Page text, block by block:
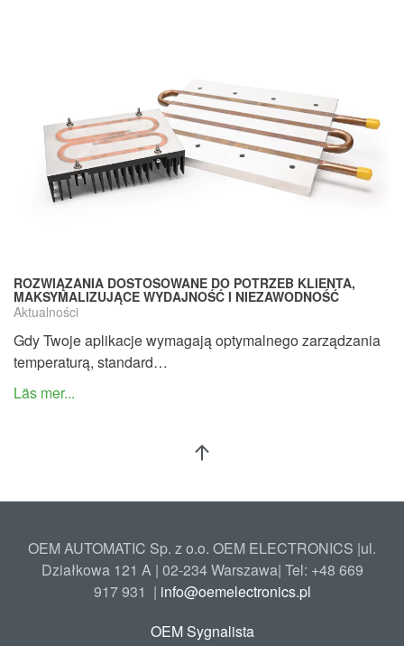
ROZWIĄZANIA DOSTOSOWANE DO POTRZEB KLIENTA,
MAKSYMALIZUJĄCE WYDAJNOŚĆ I NIEZAWODNOŚĆ
Aktualności
Gdy Twoje aplikacje wymagają optymalnego zarządzania
temperaturą, standard…
Läs mer...
OEM AUTOMATIC Sp. z o.o. OEM ELECTRONICS |ul.
Działkowa 121 A | 02-234 Warszawa| Tel: +48 669
917 931 | info@oemelectronics.pl
OEM Sygnalista